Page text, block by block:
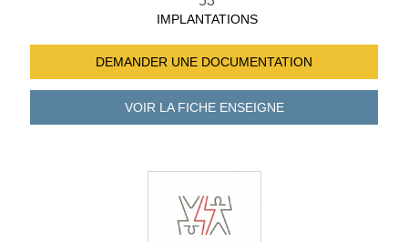
IMPLANTATIONS
DEMANDER UNE DOCUMENTATION
VOIR LA FICHEENSEIGNE